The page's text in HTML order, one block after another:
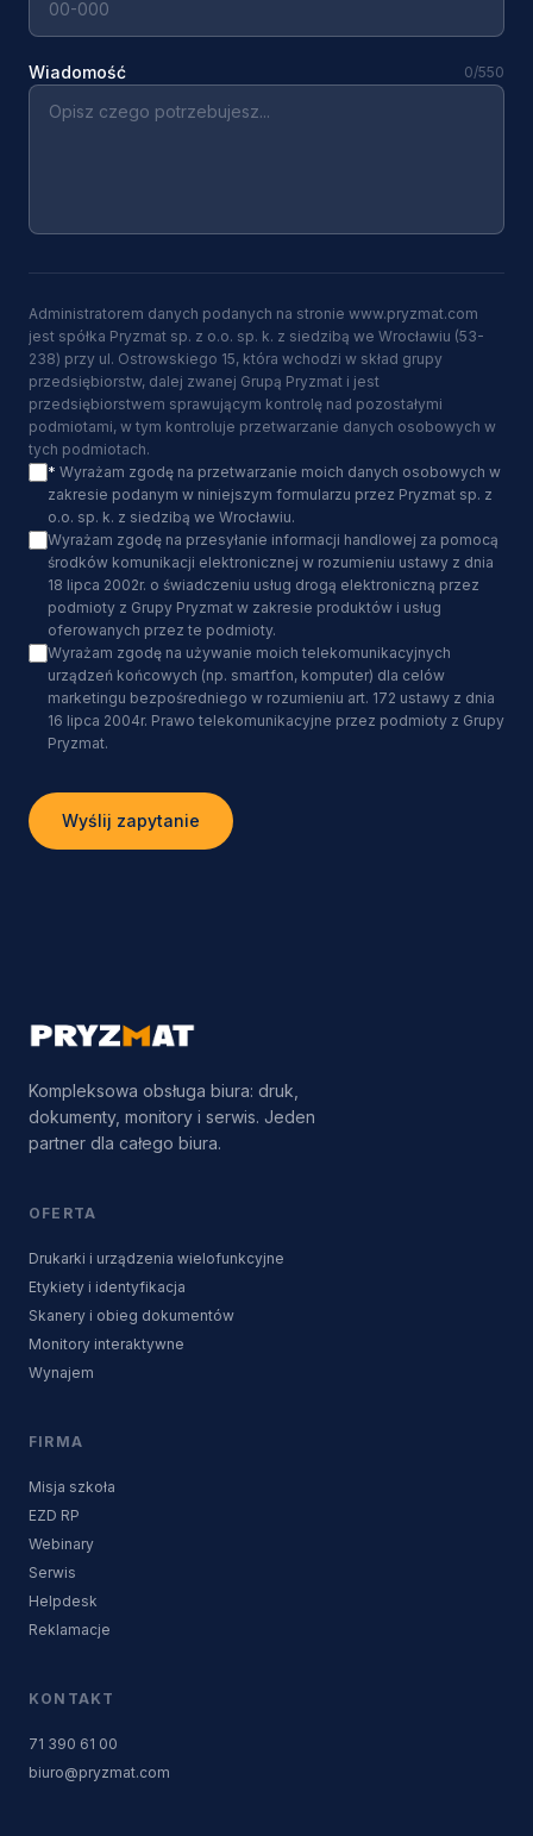
Wiadomość 0/550
Administratorem danych podanych na stronie www.pryzmat.com
jest spółka Pryzmat sp. z o.o. sp. k. z siedzibą we Wrocławiu (53-
238) przy ul. Ostrowskiego 15, która wchodzi w skład grupy
przedsiębiorstw, dalej zwanej Grupą Pryzmat i jest
przedsiębiorstwem sprawującym kontrolę nad pozostałymi
podmiotami, w tym kontroluje przetwarzanie danych osobowych w
tych podmiotach.
* Wyrażam zgodę na przetwarzanie moich danych osobowych w
zakresie podanym w niniejszym formularzu przez Pryzmat sp. z
o.o. sp. k. z siedzibą we Wrocławiu.
Wyrażam zgodę na przesyłanie informacji handlowej za pomocą
środków komunikacji elektronicznej w rozumieniu ustawy z dnia
18 lipca 2002r. o świadczeniu usług drogą elektroniczną przez
podmioty z Grupy Pryzmat w zakresie produktów i usług
oferowanych przez te podmioty.
Wyrażam zgodę na używanie moich telekomunikacyjnych
urządzeń końcowych (np. smartfon, komputer) dla celów
marketingu bezpośredniego w rozumieniu art. 172 ustawy z dnia
16 lipca 2004r. Prawo telekomunikacyjne przez podmioty z Grupy
Pryzmat.
Wyślij zapytanie
Kompleksowa obsługa biura: druk,
dokumenty, monitory i serwis. Jeden
partner dla całego biura.
OFERTA
Drukarki i urządzenia wielofunkcyjne
Etykiety i identyfikacja
Skanery i obieg dokumentów
Monitory interaktywne
Wynajem
FIRMA
Misja szkoła
EZD RP
Webinary
Serwis
Helpdesk
Reklamacje
KONTAKT
71 390 61 00
biuro@pryzmat.com